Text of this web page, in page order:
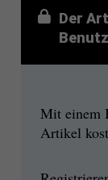
Der
Mit einem
Artikel